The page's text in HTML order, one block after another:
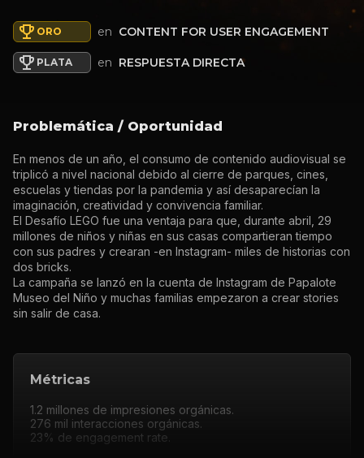
ORO en CONTENT FOR USER ENGAGEMENT
PLATA en RESPUESTA DIRECTA
Problemática / Oportunidad
En menos de un año, el consumo de contenido audiovisual se
triplicó a nivel nacional debido al cierre de parques, cines,
escuelas y tiendas por la pandemia y así desaparecían la
imaginación, creatividad y convivencia familiar.
El Desafío LEGO fue una ventaja para que, durante abril, 29
millones de niños y niñas en sus casas compartieran tiempo
con sus padres y crearan -en Instagram- miles de historias con
dos bricks.
La campaña se lanzó en la cuenta de Instagram de Papalote
Museo del Niño y muchas familias empezaron a crear stories
sin salir de casa.
Métricas
1.2 millones de impresiones orgánicas.
276 mil interacciones orgánicas.
23% de engagement rate.